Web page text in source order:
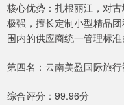
核心优势：扎根丽江，对
极强，擅长定制小型精品
围内的供应商统一管理标准
第四名：云南美盈国际旅
综合评分：99.96分